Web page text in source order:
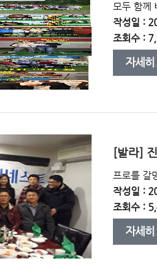
모두 함께
작성일 :
조회수 :
자세히
[발라]
프로를 갈
작성일 :
조회수 :
자세히